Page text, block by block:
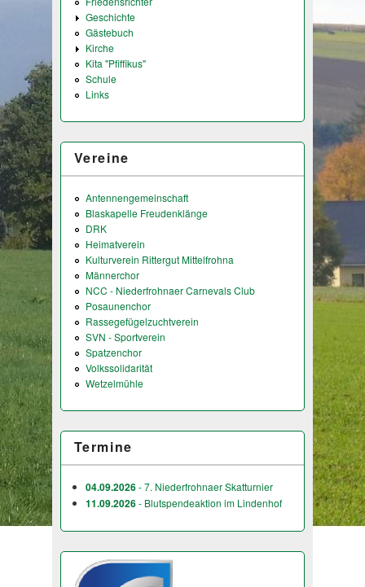
Geschichte
Gästebuch
Kirche
Kita "Pfiffikus"
Schule
Links
Vereine
Antennengemeinschaft
Blaskapelle Freudenklänge
DRK
Heimatverein
Kulturverein Rittergut Mittelfrohna
Männerchor
NCC - Niederfrohnaer Carnevals Club
Posaunenchor
Rassegefügelzuchtverein
SVN - Sportverein
Spatzenchor
Volkssolidarität
Wetzelmühle
Termine
04.09.2026- 7. Niederfrohnaer Skatturnier
11.09.2026- Blutspendeaktion im Lindenhof